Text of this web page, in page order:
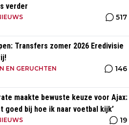
verder
517
Transfers zomer 2026 Eredivisie
EN GERUCHTEN 146
maakte bewuste keuze voor Ajax:
goed bij hoe ik naar voetbal kijk’
19